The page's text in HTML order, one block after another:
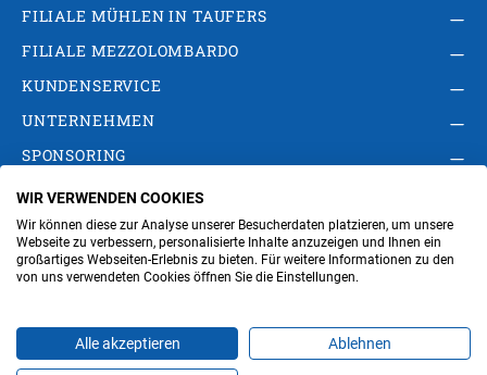
FILIALE MÜHLEN IN TAUFERS
FILIALE MEZZOLOMBARDO
KUNDENSERVICE
UNTERNEHMEN
SPONSORING
AGB Privacy Policy
Impressum
Cookie-Einstellungen ändern
Verwaltung
WIR VERWENDEN COOKIES
Wir können diese zur Analyse unserer Besucherdaten platzieren, um unsere
Webseite zu verbessern, personalisierte Inhalte anzuzeigen und Ihnen ein
großartiges Webseiten-Erlebnis zu bieten. Für weitere Informationen zu den
von uns verwendeten Cookies öffnen Sie die Einstellungen.
Alle akzeptieren Ablehnen